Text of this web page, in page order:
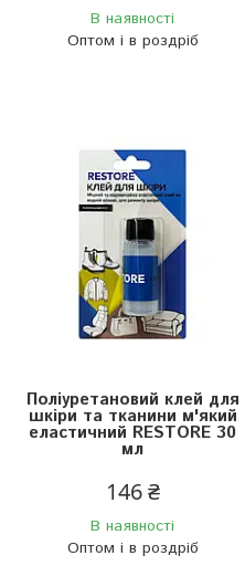
В наявності
Оптом і в роздріб
Поліуретановий клей для
шкіри та тканини м'який
еластичний RESTORE 30
мл
146 ₴
В наявності
Оптом і в роздріб